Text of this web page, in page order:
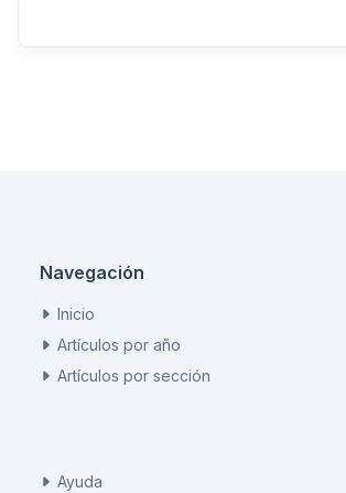
Navegación
Inicio
Artículos por año
Artículos por sección
Ayuda